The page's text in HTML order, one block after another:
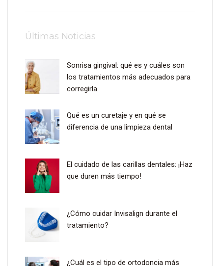
Últimas Noticias
Sonrisa gingival: qué es y cuáles son
los tratamientos más adecuados para
corregirla.
Qué es un curetaje y en qué se
diferencia de una limpieza dental
El cuidado de las carillas dentales: ¡Haz
que duren más tiempo!
¿Cómo cuidar Invisalign durante el
tratamiento?
¿Cuál es el tipo de ortodoncia más